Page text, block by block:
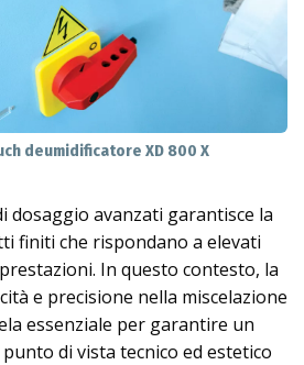
deumidificatore XD 800 X
dosaggio avanzati garantisce la
finiti che rispondano a elevati
In questo contesto, la
e precisione nella miscelazione
essenziale per garantire un
di vista tecnico ed estetico